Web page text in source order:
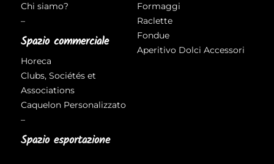
Chi siamo?
–
Spazio commerciale
Horeca
Clubs, Sociétés et
Associations
Caquelon Personalizzato
–
Spazio esportazione
Formaggi
Raclette
Fondue
Aperitivo Dolci Accessori